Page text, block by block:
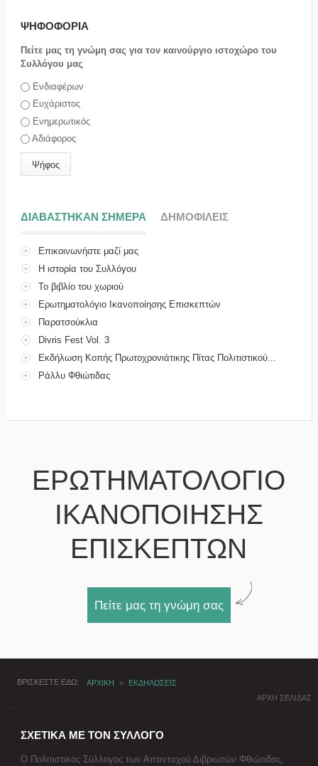
ΨΗΦΟΦΟΡΙΑ
Πείτε μας τη γνώμη σας για τον καινούργιο ιστοχώρο του
Συλλόγου μας
Επιλογές
Ενδιαφέρων
Ευχάριστος
Ενημερωτικός
Αδιάφορος
ΔΙΑΒΑΣΤΗΚΑΝ ΣΗΜΕΡΑ (ΕΝΕΡΓΗ ΚΑΡΤΕΛΑ)
ΔΗΜΟΦΙΛΕΙΣ
Επικοινωνήστε μαζί μας
Η ιστορία του Συλλόγου
Το βιβλίο του χωριού
Ερωτηματολόγιο Ικανοποίησης Επισκεπτών
Παρατσούκλια
Divris Fest Vol. 3
Εκδήλωση Κοπής Πρωτοχρονιάτικης Πίτας Πολιτιστικού...
Ράλλυ Φθιώτιδας
ΕΡΩΤΗΜΑΤΟΛΟΓΙΟ
ΙΚΑΝΟΠΟΙΗΣΗΣ
ΕΠΙΣΚΕΠΤΩΝ
Πείτε μας τη γνώμη σας
ΒΡΙΣΚΕΣΤΕ ΕΔΩ ΑΡΧΙΚΗ »
ΕΚΔΗΛΩΣΕΙΣ
ΑΡΧΗ ΣΕΛΙΔΑΣ
ΣΧΕΤΙΚΑ ΜΕ ΤΟΝ ΣΥΛΛΟΓΟ
Ο Πολιτιστικός Σύλλογος των Απανταχού Διβριωτών Φθιώτιδας,